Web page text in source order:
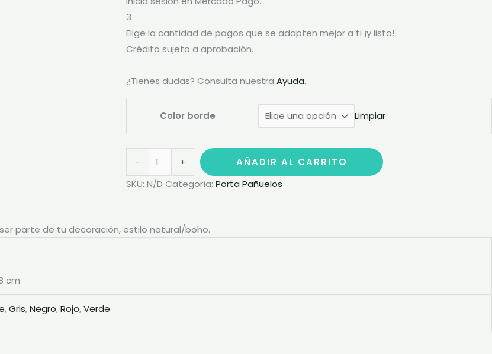
3
Elige la cantidad de pagos que se adapten mejor a ti ¡y listo!
Crédito sujeto a aprobación.
¿Tienes dudas? Consulta nuestra Ayuda.
Color borde Limpiar
- +
AÑADIR AL CARRITO
SKU: N/D Categoría: Porta Pañuelos
parte de tu decoración, estilo natural/boho.
cm
,Gris,Negro,Rojo,Verde